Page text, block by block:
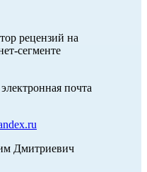
рецензий на
сегменте
почта
Дмитриевич